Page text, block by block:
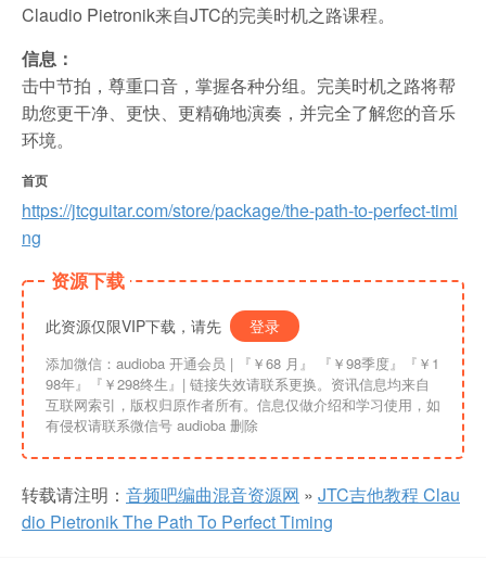
Claudio Pietronik来自JTC的完美时机之路课程。
信息：
击中节拍，尊重口音，掌握各种分组。完美时机之路将帮
助您更干净、更快、更精确地演奏，并完全了解您的音乐
环境。
首页
https://jtcguitar.com/store/package/the-path-to-perfect-timi
ng
资源下载
此资源仅限VIP下载，请先 登录
添加微信：audioba 开通会员 | 『￥68 月』 『￥98季度』『￥1
98年』『￥298终生』| 链接失效请联系更换。资讯信息均来自
互联网索引，版权归原作者所有。信息仅做介绍和学习使用，如
有侵权请联系微信号 audioba 删除
转载请注明： 音频吧编曲混音资源网 » JTC吉他教程 Clau
dio Pietronik The Path To Perfect Timing